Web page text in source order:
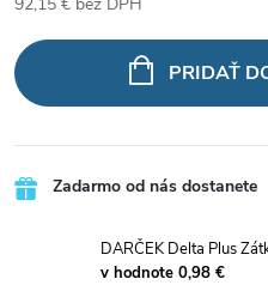
cena:
PRIDAŤ
Zadarmo od nás dostanete
DARČEK Delta Plus
v hodnote 0,98 €